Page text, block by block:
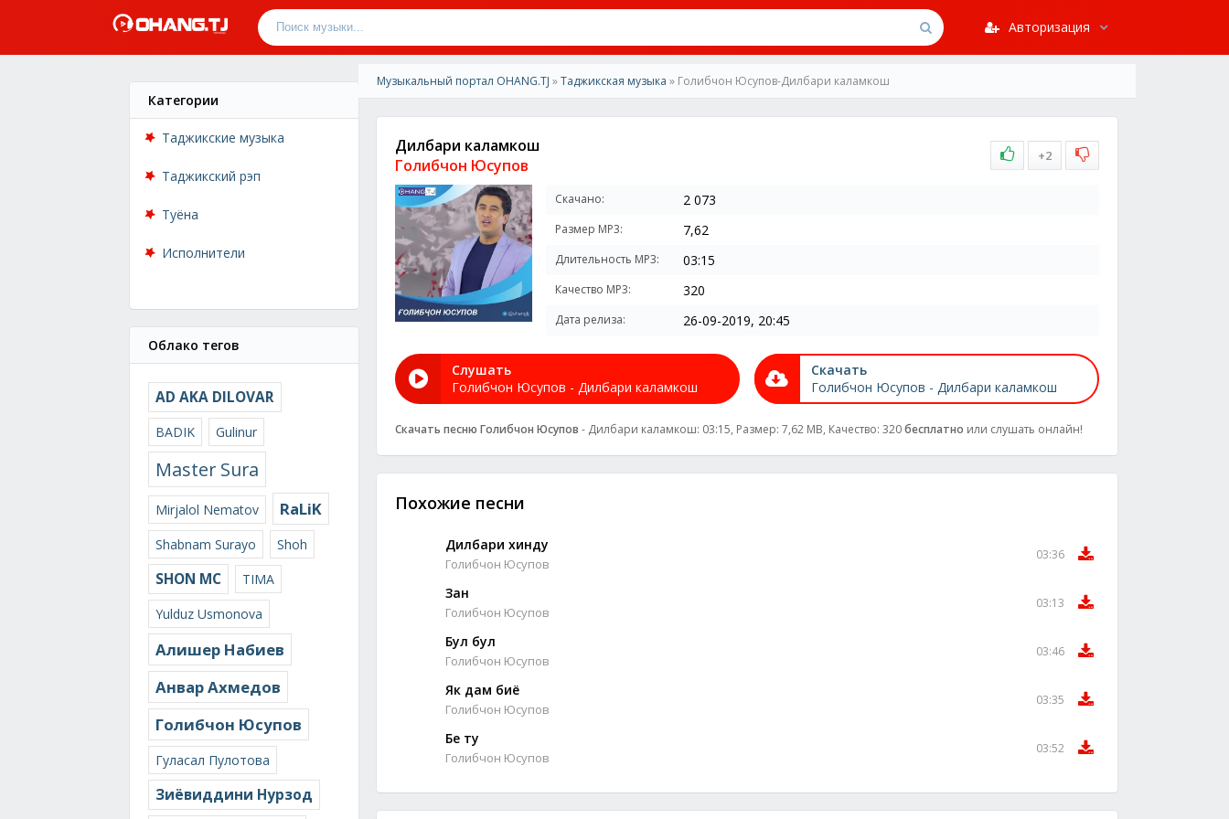
Авторизация
Категории
Таджикские музыка
Таджикский рэп
Туёна
Исполнители
Облако тегов
AD AKA DILOVAR
BADIK Gulinur
Master Sura
Mirjalol Nematov RaLiK
Shabnam Surayo Shoh
SHON MC
TIMA
Yulduz Usmonova
Алишер Набиев
Анвар Ахмедов
Голибчон Юсупов
Гуласал Пулотова
Зиёвиддини Нурзод
Музыкальный портал OHANG.TJ »Таджикская музыка » Голибчон Юсупов-Дилбари каламкош
Дилбари каламкош
Голибчон Юсупов
+2
Скачано: 2 073
Размер MP3: 7,62
Длительность MP3: 03:15
Качество MP3: 320
Дата релиза: 26-09-2019, 20:45
Слушать
Голибчон Юсупов - Дилбари каламкош
Скачать
Голибчон Юсупов - Дилбари каламкош
Скачать песню Голибчон Юсупов - Дилбари каламкош: 03:15, Размер: 7,62 MB, Качество: 320бесплатно или слушать онлайн!
Похожие песни
Дилбари хинду
Голибчон Юсупов
03:36
Зан
Голибчон Юсупов
03:13
Бул бул
Голибчон Юсупов
03:46
Як дам биё
Голибчон Юсупов
03:35
Бе ту
Голибчон Юсупов
03:52